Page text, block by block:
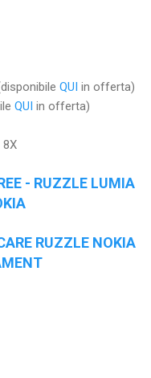
QUI in offerta)
QUI in offerta)
8X
- RUZZLE LUMIA
RUZZLE NOKIA